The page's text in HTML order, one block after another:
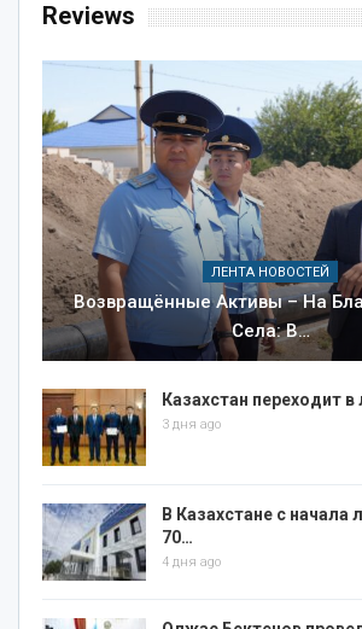
Reviews
ЛЕНТА НОВОСТЕЙ
Возвращённые Активы – На
Села: В…
Казахстан переходит в
3 дня ago
В Казахстане с начала
70…
4 дня ago